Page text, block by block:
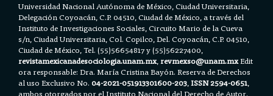
Universidad Nacional Autónoma de México, Ciudad Universitaria,
Delegación Coyoacán, C.P. 04510, Ciudad de México, a través del
Instituto de Investigaciones Sociales, Circuito Mario de la Cueva
s/n, Ciudad Universitaria, Col. Copilco, Del. Coyoacán, C.P. 04510,
Ciudad de México, Tel. (55)56654817 y (55)56227400,
revistamexicanadesociologia.unam.mx,revmexso@unam.mxEdit
ora responsable: Dra. María Cristina Bayón. Reserva de Derechos
al uso Exclusivo No.04-2021-051913301600-203,ISSN 2594-0651,